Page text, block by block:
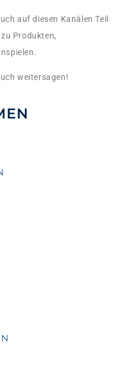
auf diesen Kanälen Teil
Produkten,
weitersagen!